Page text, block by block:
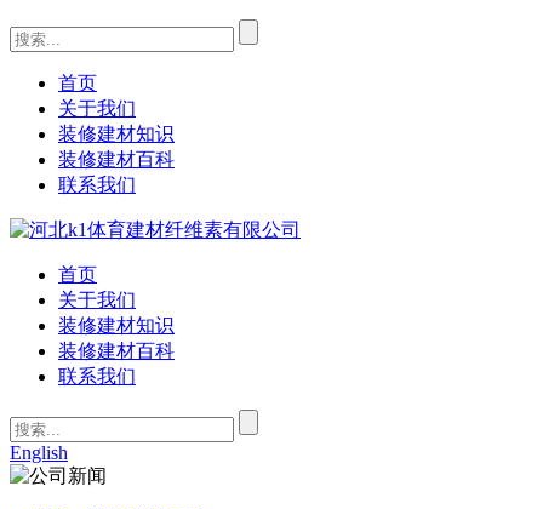
首页
关于我们
装修建材知识
装修建材百科
联系我们
首页
关于我们
装修建材知识
装修建材百科
联系我们
English